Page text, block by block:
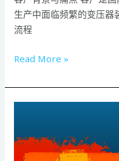
生产中面临频繁的变压器
流程
力
变
压
全
Read More »
3D
视